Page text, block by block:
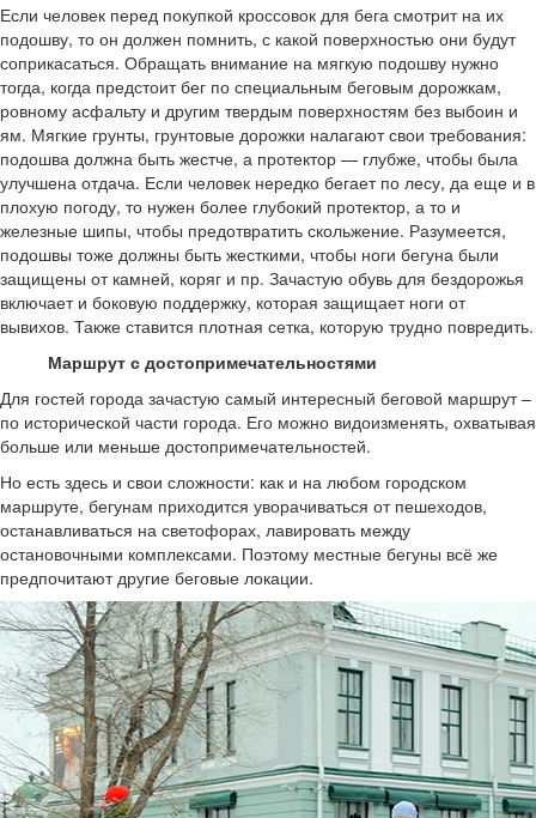
Если человек перед покупкой кроссовок для бега смотрит на их
подошву, то он должен помнить, с какой поверхностью они будут
соприкасаться. Обращать внимание на мягкую подошву нужно
тогда, когда предстоит бег по специальным беговым дорожкам,
ровному асфальту и другим твердым поверхностям без выбоин и
ям. Мягкие грунты, грунтовые дорожки налагают свои требования:
подошва должна быть жестче, а протектор — глубже, чтобы была
улучшена отдача. Если человек нередко бегает по лесу, да еще и в
плохую погоду, то нужен более глубокий протектор, а то и
железные шипы, чтобы предотвратить скольжение. Разумеется,
подошвы тоже должны быть жесткими, чтобы ноги бегуна были
защищены от камней, коряг и пр. Зачастую обувь для бездорожья
включает и боковую поддержку, которая защищает ноги от
вывихов. Также ставится плотная сетка, которую трудно повредить.
Маршрут с достопримечательностями
Для гостей города зачастую самый интересный беговой маршрут –
по исторической части города. Его можно видоизменять, охватывая
больше или меньше достопримечательностей.
Но есть здесь и свои сложности: как и на любом городском
маршруте, бегунам приходится уворачиваться от пешеходов,
останавливаться на светофорах, лавировать между
остановочными комплексами. Поэтому местные бегуны всё же
предпочитают другие беговые локации.